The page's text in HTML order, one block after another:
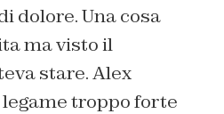
dolore. Una cosa
ma visto il
stare. Alex
troppo forte